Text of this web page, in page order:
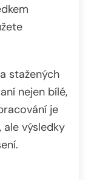
stažených
nejen bílé,
je
ale výsledky